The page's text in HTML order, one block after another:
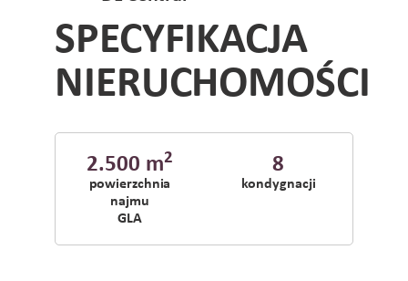
SPECYFIKACJA
NIERUCHOMOŚCI
2.500 m2
powierzchnia
najmu
GLA
8
kondygnacji